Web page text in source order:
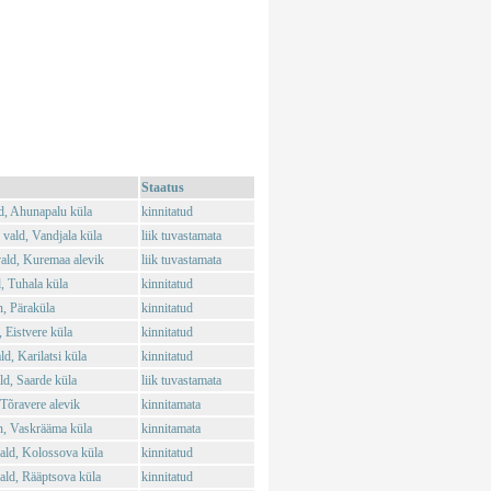
Staatus
Ahunapalu küla
kinnitatud
Vandjala küla
liik tuvastamata
Kuremaa alevik
liik tuvastamata
Tuhala küla
kinnitatud
Päraküla
kinnitatud
Eistvere küla
kinnitatud
Karilatsi küla
kinnitatud
Saarde küla
liik tuvastamata
alevik
kinnitamata
Vaskrääma küla
kinnitamata
Kolossova küla
kinnitatud
Rääptsova küla
kinnitatud